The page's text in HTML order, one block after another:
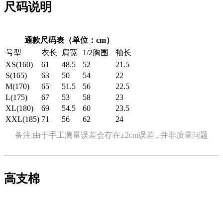
尺码说明
通款尺码表（单位：cm）
号型
衣长 肩宽 1/2胸围
袖长
XS(160)
61 48.5 52
21.5
S(165)
63 50 54
22
M(170)
65 51.5 56
22.5
L(175)
67 53 58
23
XL(180)
69 54.5 60
23.5
XXL(185) 71 56 62
24
备注:由于手工测量误差会存在±2cm误差 , 并非质量问题
高支棉